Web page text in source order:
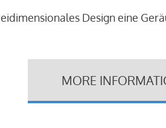
Design eine
MORE